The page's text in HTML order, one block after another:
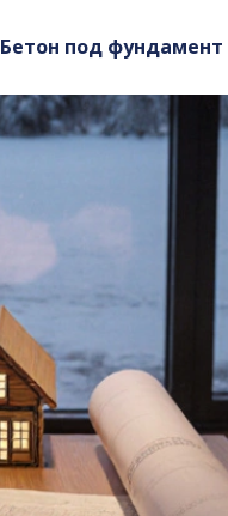
Бетон под фундамент